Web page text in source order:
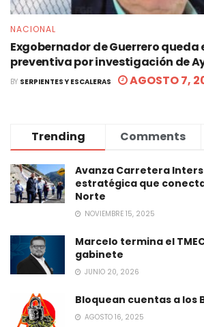
NACIONAL
Exgobernador de Guerrero queda
preventiva por investigación de
BY SERPIENTES Y ESCALERAS AGOSTO 7,
Trending Comments
Avanza Carretera
estratégica que
Norte
NOVIEMBRE 15, 2025
Marcelo termina el
gabinete
JUNIO 20, 2026
Bloquean cuentas a los
AGOSTO 16, 2025